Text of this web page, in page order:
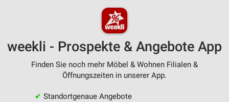
weekli - Prospekte & Angebote App
Finden Sie noch mehr Möbel & Wohnen Filialen &
Öffnungszeiten in unserer App.
✔ Standortgenaue Angebote